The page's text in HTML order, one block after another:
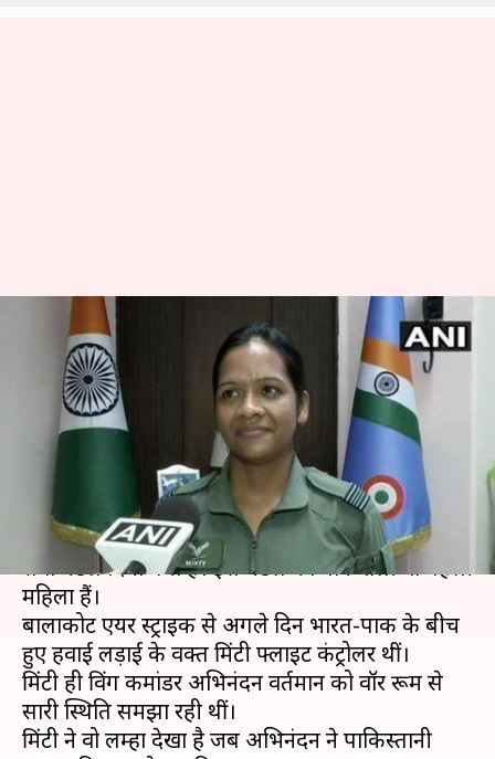
युद्ध सेवा मेडल पाने वालीं मिंटी
अग्रवाल ने बताया- कैसे अभिनंदन ने
गिराया था पाकिस्तानी विमान
प्रमोद कुमार Aug 16, 2019 10:46 am
भारतीय वायुसेना की स्क्वॉड्रन लीडर मिंटी अग्रवाल को युद्ध
सेवा मेडल दिया गया है। इस मेडल को पाने वाली वो पहली
महिला हैं।
बालाकोट एयर स्ट्राइक से अगले दिन भारत-पाक के बीच
हुए हवाई लड़ाई के वक्त मिंटी फ्लाइट कंट्रोलर थीं।
मिंटी ही विंग कमांडर अभिनंदन वर्तमान को वॉर रूम से
सारी स्थिति समझा रही थीं।
मिंटी ने वो लम्हा देखा है जब अभिनंदन ने पाकिस्तानी